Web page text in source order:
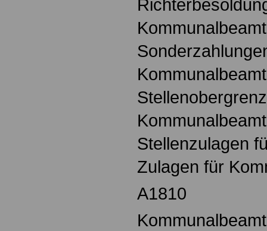
Stellenzulagen
Zulagen für
A1810